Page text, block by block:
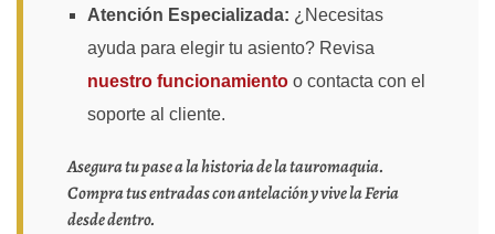
Atención Especializada: ¿Necesitas
ayuda para elegir tu asiento? Revisa
nuestro funcionamientoo contacta con el
soporte al cliente.
Asegura tu pase a la historia de la tauromaquia.
Compra tus entradas con antelación y vive la Feria
desde dentro.